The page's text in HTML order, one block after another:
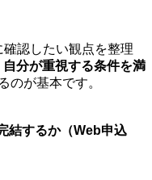
認したい観点を整理
自分が重視する条件を満
のが基本です。
結するか（Web申込